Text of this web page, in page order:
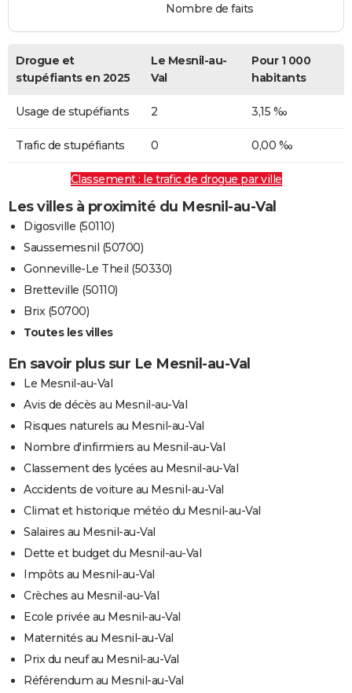
Nombre de faits
Drogue et
stupéfiants en 2025
Le Mesnil-au-
Val
Pour 1 000
habitants
Usage de stupéfiants 2 3,15 ‰
Trafic de stupéfiants 0 0,00 ‰
Classement : le trafic de drogue par ville
Les villes à proximité du Mesnil-au-Val
Digosville (50110)
Saussemesnil (50700)
Gonneville-Le Theil (50330)
Bretteville (50110)
Brix (50700)
Toutes les villes
En savoir plus sur Le Mesnil-au-Val
Le Mesnil-au-Val
Avis de décès au Mesnil-au-Val
Risques naturels au Mesnil-au-Val
Nombre d'infirmiers au Mesnil-au-Val
Classement des lycées au Mesnil-au-Val
Accidents de voiture au Mesnil-au-Val
Climat et historique météo du Mesnil-au-Val
Salaires au Mesnil-au-Val
Dette et budget du Mesnil-au-Val
Impôts au Mesnil-au-Val
Crèches au Mesnil-au-Val
Ecole privée au Mesnil-au-Val
Maternités au Mesnil-au-Val
Prix du neuf au Mesnil-au-Val
Référendum au Mesnil-au-Val